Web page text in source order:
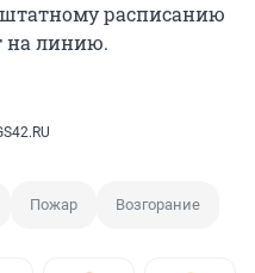
штатному расписанию
на линию.
Пожар Возгорание